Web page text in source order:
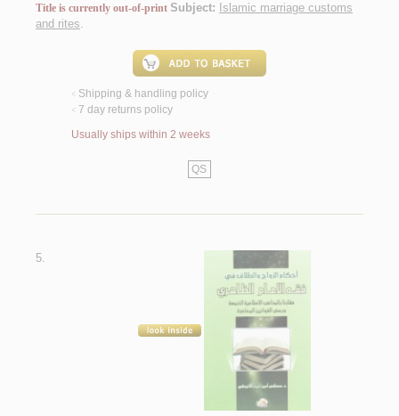
Title is currently out-of-print Subject: Islamic marriage customs
and rites.
< Shipping & handling policy
< 7 day returns policy
Usually ships within 2 weeks
QS
5.